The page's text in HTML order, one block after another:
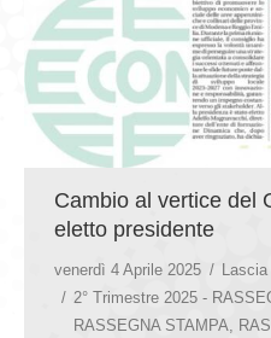
Cambio al vertice del
eletto presidente
venerdì 4 Aprile 2025
2° Trimestre 2025 -
RASSEGNA STAMPA